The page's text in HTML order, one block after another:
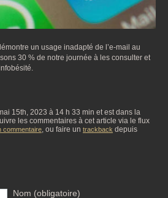
un usage inadapté de l’e-mail au
30 % de notre journée à les consulter et
15th, 2023 à 14 h 33 min et est dans la
les commentaires à cet article via le flux
commentaire, ou faire un trackback depuis
Nom (obligatoire)